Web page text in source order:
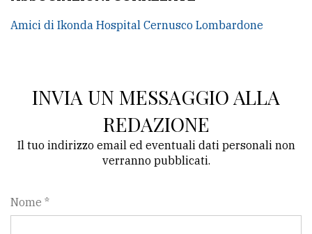
Amici di Ikonda Hospital Cernusco Lombardone
INVIA UN MESSAGGIO ALLA
REDAZIONE
Il tuo indirizzo email ed eventuali dati personali non
verranno pubblicati.
Nome *